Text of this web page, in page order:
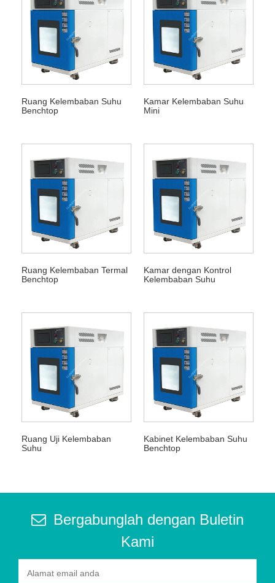
Ruang Kelembaban Suhu
Benchtop
Kamar Kelembaban Suhu
Mini
Ruang Kelembaban Termal
Benchtop
Kamar dengan Kontrol
Kelembaban Suhu
Ruang Uji Kelembaban
Suhu
Kabinet Kelembaban Suhu
Benchtop
Bergabunglah dengan Buletin
Kami